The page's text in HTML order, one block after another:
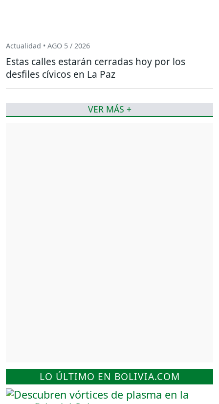
LO ÚLTIMO EN BOLIVIA.COM
Actualidad • AGO 5 / 2026
Estas calles estarán cerradas hoy por los
desfiles cívicos en La Paz
VER MÁS +